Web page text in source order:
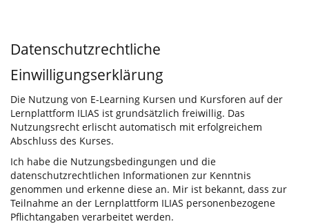
Datenschutzrechtliche
Einwilligungserklärung
Die Nutzung von E-Learning Kursen und Kursforen auf der
Lernplattform ILIAS ist grundsätzlich freiwillig. Das
Nutzungsrecht erlischt automatisch mit erfolgreichem
Abschluss des Kurses.
Ich habe die Nutzungsbedingungen und die
datenschutzrechtlichen Informationen zur Kenntnis
genommen und erkenne diese an. Mir ist bekannt, dass zur
Teilnahme an der Lernplattform ILIAS personenbezogene
Pflichtangaben verarbeitet werden.